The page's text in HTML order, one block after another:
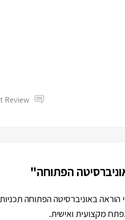
הפתוחה"
עובדי הוראה באוניברסיטה הפתוחה תכניות
מקצועית ואישית.